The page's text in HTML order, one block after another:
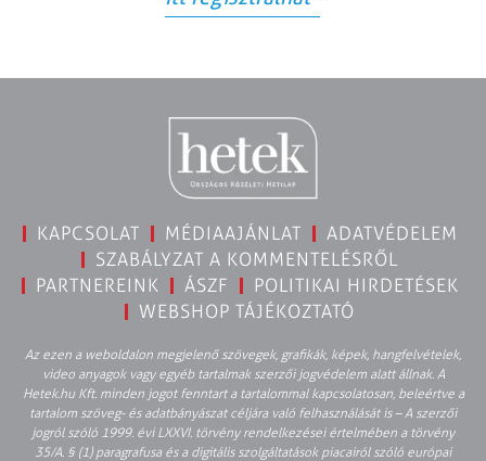
KAPCSOLAT MÉDIAAJÁNLAT
ADATVÉDELEM
SZABÁLYZAT A KOMMENTELÉSRŐL
PARTNEREINK
ÁSZF
POLITIKAI HIRDETÉSEK
WEBSHOP TÁJÉKOZTATÓ
Az ezen a weboldalon megjelenő szövegek, grafikák, képek, hangfelvételek,
video anyagok vagy egyéb tartalmak szerzői jogvédelem alatt állnak. A
Hetek.hu Kft. minden jogot fenntart a tartalommal kapcsolatosan, beleértve a
tartalom szöveg- és adatbányászat céljára való felhasználását is – A szerzői
jogról szóló 1999. évi LXXVI. törvény rendelkezései értelmében a törvény
35/A. § (1) paragrafusa és a digitális szolgáltatások piacairól szóló európai